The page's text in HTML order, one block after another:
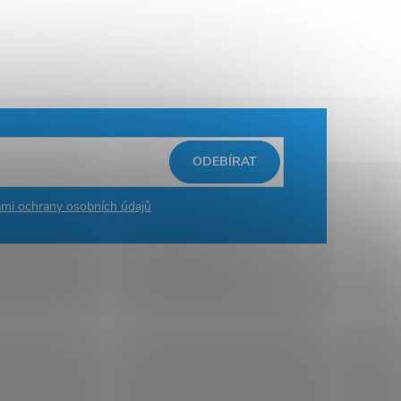
ochrany osobních údajů
ODEBÍRAT